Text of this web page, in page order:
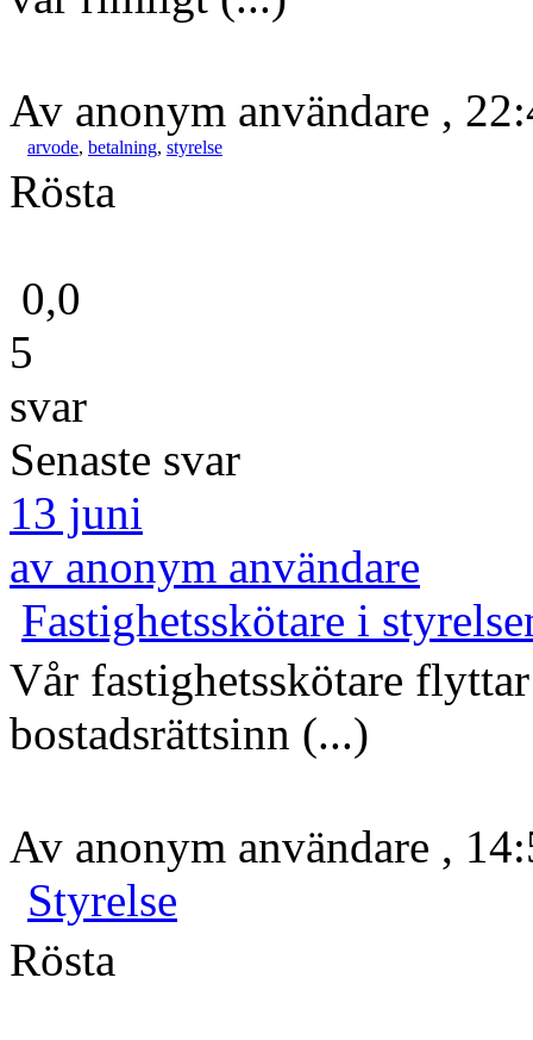
Av anonym användare ,
arvode, betalning, styrelse
Rösta
0,0
5
svar
Senaste svar
13 juni
av anonym användare
Fastighetsskötare i
Vår fastighetsskötare
bostadsrättsinn (...)
Av anonym användare ,
Styrelse
Rösta